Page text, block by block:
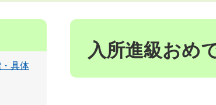
本
入所進級おめ
具体